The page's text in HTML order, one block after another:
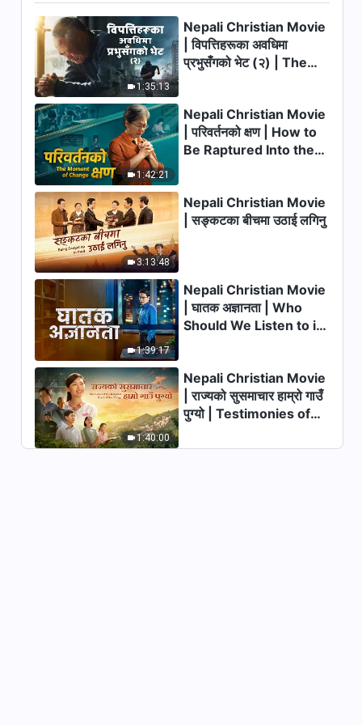
6:26
5:19
परमेश्‍वरका दैनिक वचनहरू: मानवजातिको
भ्रष्टता उजागर गर्नु | अंश ३२६
16:06
परमेश्‍वरका दैनिक वचनहरू: मानवजातिको
भ्रष्टता उजागर गर्नु | अंश ३२७
11:13
परमेश्‍वरका दैनिक वचनहरू: मानवजातिको
भ्रष्टता उजागर गर्नु | अंश ३२८
परमेश्‍वरका दैनिक वचनहरू: मानवजातिको
भ्रष्टता उजागर गर्नु | अंश ३२९
7:41
परमेश्‍वरका दैनिक वचनहरू: मानवजातिको
भ्रष्टता उजागर गर्नु | अंश ३३०
1:35:13
Nepali Christian Movie
| विपत्तिहरूका अवधिमा
प्रभुसँगको भेट (२) | The
We Enter the Kingdom
of God?
1:42:21
Nepali Christian Movie
| परिवर्तनको क्षण | How to
Be Raptured Into the
3:13:48
Nepali Christian Movie
| सङ्कटका बीचमा उठाई लगिनु
1:39:17
Nepali Christian Movie
| घातक अज्ञानता | Who
Should We Listen to in
1:40:00
Nepali Christian Movie
| राज्यको सुसमाचार हाम्रो गाउँ
पुग्यो | Testimonies of
the Lord's Return